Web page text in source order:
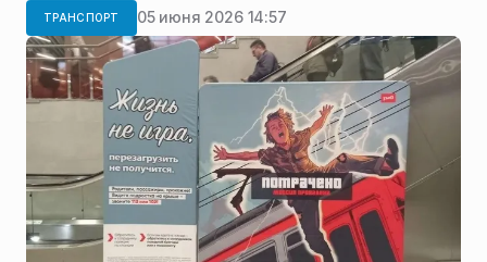
ТРАНСПОРТ 05 июня 2026 14:57